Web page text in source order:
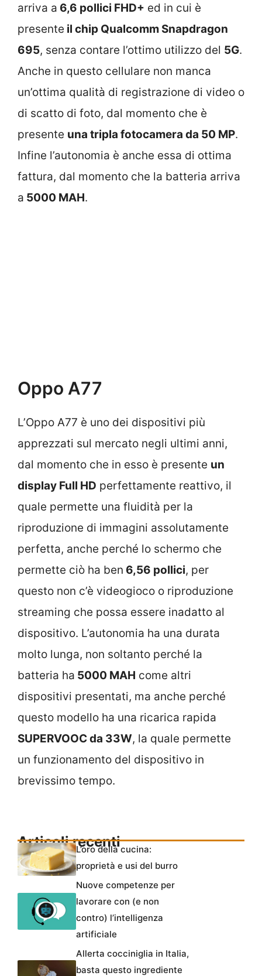
arriva a 6,6 pollici FHD+ ed in cui è
presente il chip Qualcomm Snapdragon
695, senza contare l’ottimo utilizzo del 5G.
Anche in questo cellulare non manca
un’ottima qualità di registrazione di video o
di scatto di foto, dal momento che è
presente una tripla fotocamera da 50 MP.
Infine l’autonomia è anche essa di ottima
fattura, dal momento che la batteria arriva
a 5000 MAH.
Oppo A77
L’Oppo A77 è uno dei dispositivi più
apprezzati sul mercato negli ultimi anni,
dal momento che in esso è presente un
display Full HD perfettamente reattivo, il
quale permette una fluidità per la
riproduzione di immagini assolutamente
perfetta, anche perché lo schermo che
permette ciò ha ben 6,56 pollici, per
questo non c’è videogioco o riproduzione
streaming che possa essere inadatto al
dispositivo. L’autonomia ha una durata
molto lunga, non soltanto perché la
batteria ha 5000 MAH come altri
dispositivi presentati, ma anche perché
questo modello ha una ricarica rapida
SUPERVOOC da 33W, la quale permette
un funzionamento del dispositivo in
brevissimo tempo.
Articoli recenti
L’oro della cucina:
proprietà e usi del burro
Nuove competenze per
lavorare con (e non
contro) l’intelligenza
artificiale
Allerta cocciniglia in Italia,
basta questo ingrediente